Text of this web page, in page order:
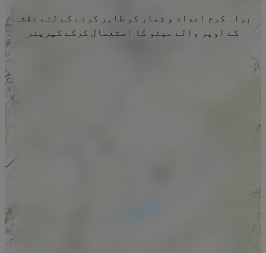
براہ کرم اعداد و شمار کو ظاہر کرنے کے لئے نقشہ
کے اوپر والے مینو کا استعمال کرکے کیریئر